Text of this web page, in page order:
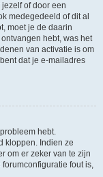
of door een
medegedeeld of dit al
moet je de daarin
hebt, was het
van activatie is om
dat je e-mailadres
hebt.
kloppen. Indien ze
om er zeker van te zijn
fout is,